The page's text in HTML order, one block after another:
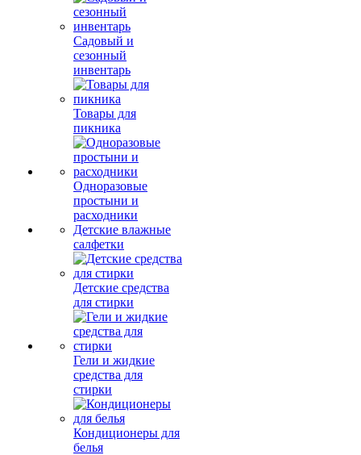
Садовый и
сезонный
инвентарь
Товары для
пикника
Одноразовые
простыни и
расходники
Детские влажные
салфетки
Детские средства
для стирки
Гели и жидкие
средства для
стирки
Кондиционеры для
белья